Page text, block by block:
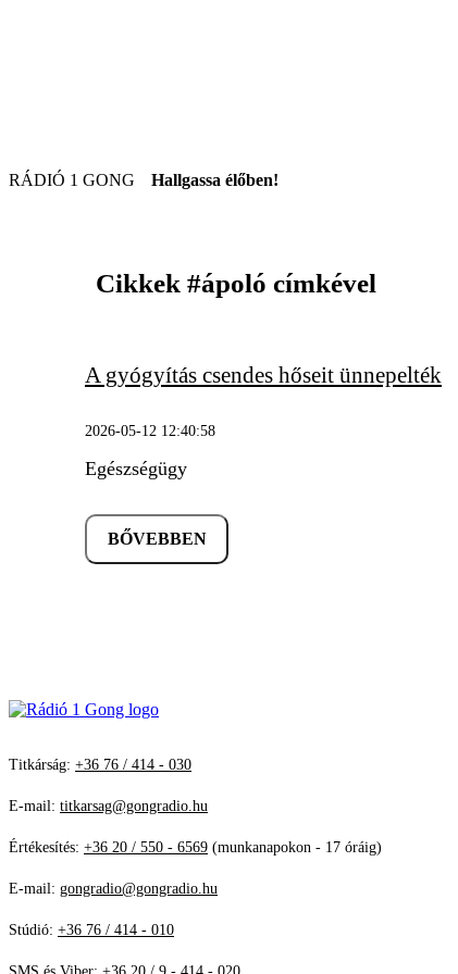
RÁDIÓ 1 GONG Hallgassa élőben!
Cikkek #ápoló címkével
A gyógyítás csendes hőseit ünnepelték
2026-05-12 12:40:58
Egészségügy
BŐVEBBEN
Titkárság: +36 76 / 414 - 030
E-mail: titkarsag@gongradio.hu
Értékesítés: +36 20 / 550 - 6569 (munkanapokon - 17 óráig)
E-mail: gongradio@gongradio.hu
Stúdió: +36 76 / 414 - 010